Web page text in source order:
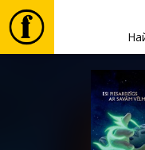
Фильмы